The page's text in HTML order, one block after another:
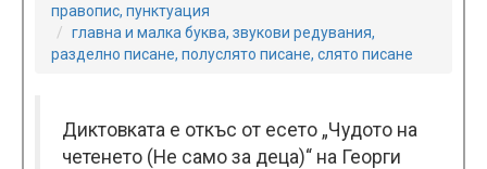
правопис, пунктуация
главна и малка буква, звукови редувания,
разделно писане, полуслято писане, слято писане
Диктовката е откъс от есето „Чудото на
четенето (Не само за деца)“ на Георги